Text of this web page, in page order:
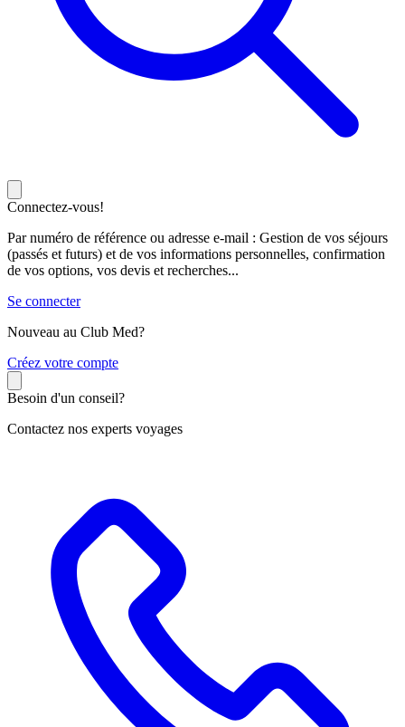
Connectez-vous!
Par numéro de référence ou adresse e-mail : Gestion de vos séjours
(passés et futurs) et de vos informations personnelles, confirmation
de vos options, vos devis et recherches...
Se connecter
Nouveau au Club Med?
Créez votre compte
Besoin d'un conseil?
Contactez nos experts voyages